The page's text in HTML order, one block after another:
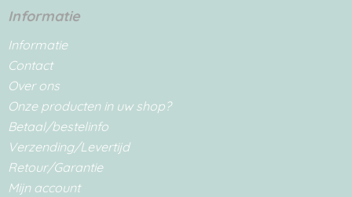
Informatie
Informatie
Contact
Over ons
Onze producten in uw shop?
Betaal/bestelinfo
Verzending/Levertijd
Retour/Garantie
Mijn account